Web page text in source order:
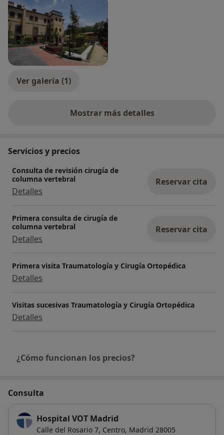
Ver galería (1)
Mostrar más detalles
sobre la experiencia
Servicios y precios
Consulta de revisión cirugía de
columna vertebral
Detalles
Reservar cita
Primera consulta de cirugía de
columna vertebral
Detalles
Reservar cita
Primera visita Traumatología y Cirugía Ortopédica
Detalles
Visitas sucesivas Traumatología y Cirugía Ortopédica
Detalles
¿Cómo funcionan los precios?
Consulta
Hospital VOT Madrid
Calle del Rosario 7, Centro, Madrid 28005